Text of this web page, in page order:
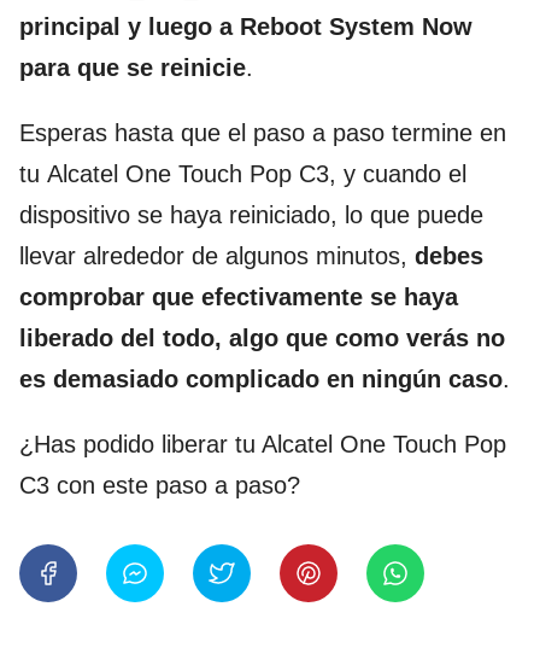
principal y luego a Reboot System Now
para que se reinicie.
Esperas hasta que el paso a paso termine en
tu Alcatel One Touch Pop C3, y cuando el
dispositivo se haya reiniciado, lo que puede
llevar alrededor de algunos minutos, debes
comprobar que efectivamente se haya
liberado del todo, algo que como verás no
es demasiado complicado en ningún caso.
¿Has podido liberar tu Alcatel One Touch Pop
C3 con este paso a paso?